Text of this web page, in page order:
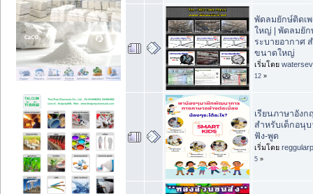
พัดลมยักษ์ติดเ
ใหญ่ | พัดลมยัก
ระบายอากาศ
ขนาดใหญ่
เริ่มโดย
12 »
เรียนภาษาอัง
สำหรับเด็กอนุ
ฟัง-พูด
เริ่มโดย
5 »